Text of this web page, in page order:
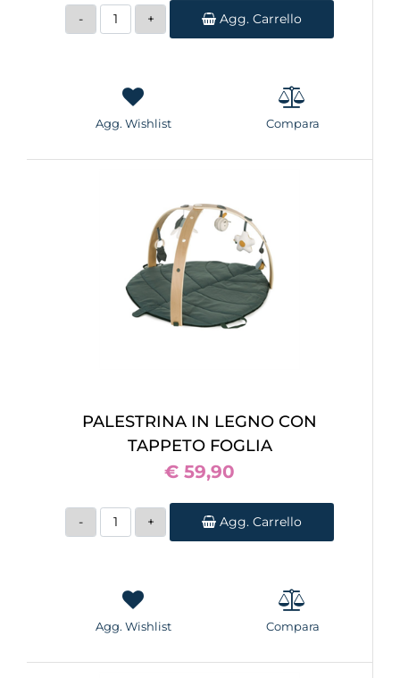
Quantità
Agg. Carrello
Agg. Wishlist Compara
PALESTRINA IN LEGNO CON
TAPPETO FOGLIA
€ 59,90
Quantità
Agg. Carrello
Agg. Wishlist Compara